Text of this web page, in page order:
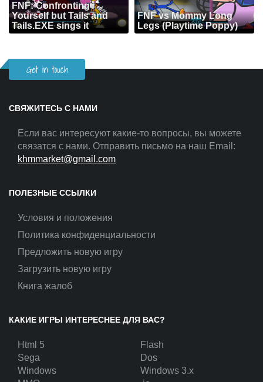
FNF: Confronting
Yourself but Tails and
Tails.EXE sings it
FNF vs Mommy Long
Legs (Playtime Poppy)
Get in touch
СВЯЖИТЕСЬ С НАМИ
Если вас интересуют какие-то вопросы, вы можете
связатся с нами. Отправить письмо на наш Email:
khmmarket@gmail.com
ПОЛЕЗНЫЕ ССЫЛКИ
Условия и положения
Политика конфиденциальности
Предложить новую игру
Загрузить новую игру
Книга жалоб
КАКИЕ ИГРЫ ИНТЕРЕСНЕЕ ДЛЯ ВАС?
Html 5
Flash
Sega
Dos
Windows
Windows 3.x